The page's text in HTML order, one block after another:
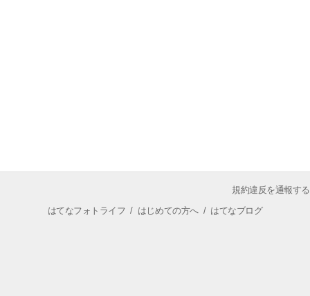
規約違反を通報する
はてなフォトライフ / はじめての方へ/ はてなブログ